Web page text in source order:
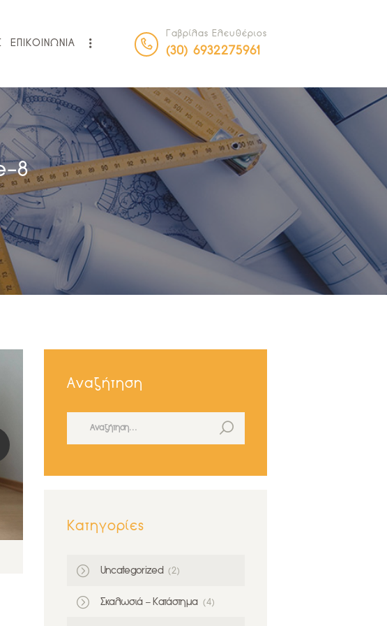
ΕΠΙΚΟΙΝΩΝΙΑ
Γαβρίλας Ελευθέριος
(30) 6932275961
8
9
Αναζήτηση
Κατηγορίες
Uncategorized (2)
Σκαλωσιά – Κατάστημα (4)